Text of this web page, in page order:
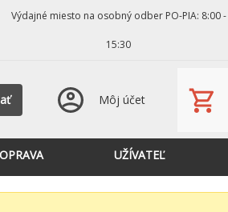
Výdajné miesto na osobný odber PO-PIA: 8:00 -
15:30
Môj účet
UŽÍVATEĽ